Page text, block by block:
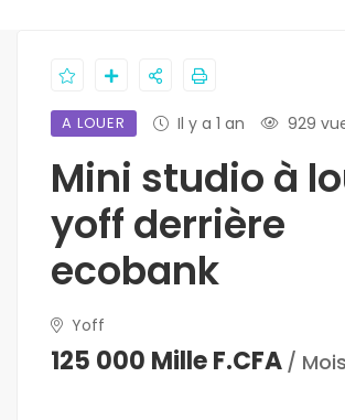
A LOUER Il y a 1 an 929
Mini studio à
yoff derrière
ecobank
Yoff
125 000 Mille F.CFA / Mois